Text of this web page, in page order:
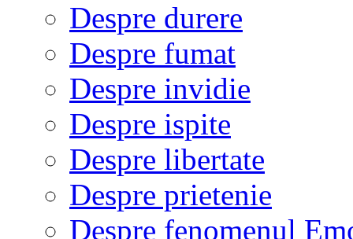
Despre durere
Despre fumat
Despre invidie
Despre ispite
Despre libertate
Despre prietenie
Despre fenomenul